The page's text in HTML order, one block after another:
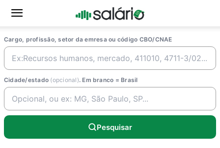
Cargo, profissão, setor da emresa ou código CBO/CNAE
Cidade/estado (opcional). Em branco = Brasil
Pesquisar